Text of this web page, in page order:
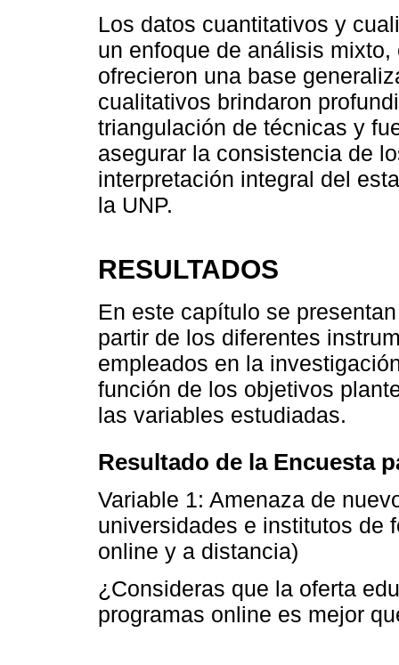
Los datos cuantitativos y
un enfoque de análisis
ofrecieron una base
cualitativos brindaron
triangulación de técnicas y
asegurar la consistencia de
interpretación integral del
la UNP.
RESULTADOS
En este capítulo se
partir de los diferentes
empleados en la
función de los objetivos
las variables estudiadas.
Resultado de la Encuesta
Variable 1: Amenaza de
universidades e institutos de
online y a distancia)
¿Consideras que la oferta
programas online es mejor